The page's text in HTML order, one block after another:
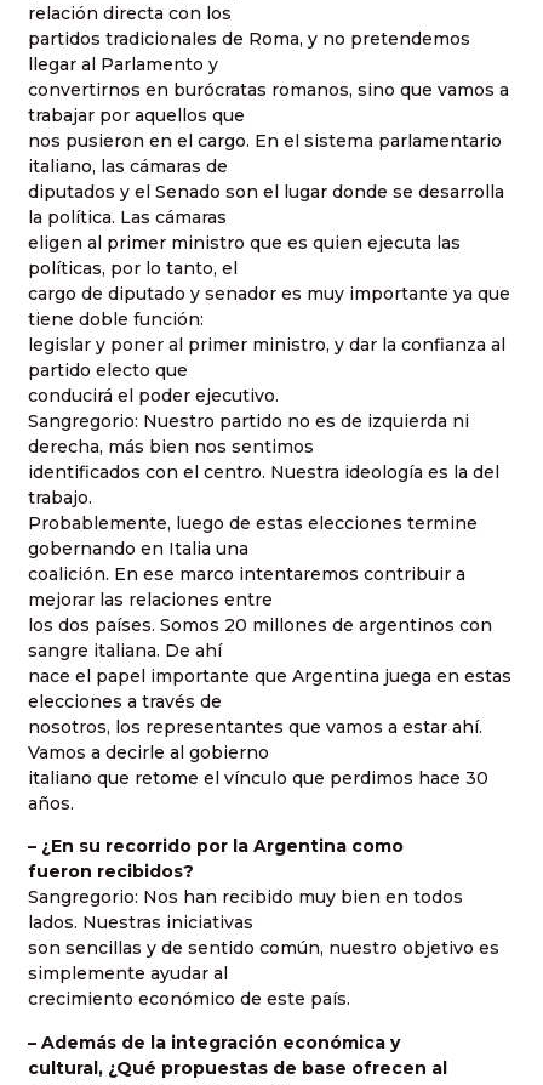
relación directa con los
partidos tradicionales de Roma, y no pretendemos
llegar al Parlamento y
convertirnos en burócratas romanos, sino que vamos a
trabajar por aquellos que
nos pusieron en el cargo. En el sistema parlamentario
italiano, las cámaras de
diputados y el Senado son el lugar donde se desarrolla
la política. Las cámaras
eligen al primer ministro que es quien ejecuta las
políticas, por lo tanto, el
cargo de diputado y senador es muy importante ya que
tiene doble función:
legislar y poner al primer ministro, y dar la confianza al
partido electo que
conducirá el poder ejecutivo.
Sangregorio: Nuestro partido no es de izquierda ni
derecha, más bien nos sentimos
identificados con el centro. Nuestra ideología es la del
trabajo.
Probablemente, luego de estas elecciones termine
gobernando en Italia una
coalición. En ese marco intentaremos contribuir a
mejorar las relaciones entre
los dos países. Somos 20 millones de argentinos con
sangre italiana. De ahí
nace el papel importante que Argentina juega en estas
elecciones a través de
nosotros, los representantes que vamos a estar ahí.
Vamos a decirle al gobierno
italiano que retome el vínculo que perdimos hace 30
años.
– ¿En su recorrido por la Argentina como
fueron recibidos?
Sangregorio: Nos han recibido muy bien en todos
lados. Nuestras iniciativas
son sencillas y de sentido común, nuestro objetivo es
simplemente ayudar al
crecimiento económico de este país.
– Además de la integración económica y
cultural, ¿Qué propuestas de base ofrecen al